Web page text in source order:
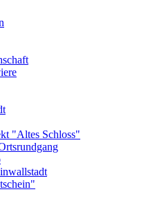
"Altes Schloss"